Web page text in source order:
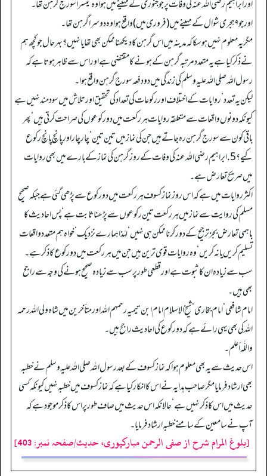
اور ابراہیم رضی اللہ عنہ کی وفات پر جو جنوری کے مہینے میں ہوا وہ تیسرا سورج گرہن تھا۔
اور جو ۹ ہجری شوال کے مہینے میں (فروری میں) واقع ہوا وہ دوسرا گرہن تھا۔
مگر یہ معلوم نہیں ہو سکا کہ مدینہ میں اس گرہن کا دیکھنا ممکن بھی تھا یا نہیں؟ بہرحال جو کچھ ہم
نے ذکر کیا ہے یہ متعدد مرتبہ گرہن کے ہونے کا مقتضی ہے اور اس سے ظاہر ہوتا ہے کہ
رسول اللہ صلی اللہ علیہ وسلم کی زندگی میں دو دفعہ سورج گرہن واقع ہوا۔
لیکن یہ تعدد ‘روایات کے اختلاف اور رکوعات کی تعداد کی تحقیق اور تلاش میں سود مند نہیں ہے
کیونکہ دونوں واقعات سے متعلقہ روایات ہر رکعت میں دو رکوعوں کی صراحت کرتی ہیں‘ پھر
باقی کون سے سورج گرہن رہ جاتے ہیں جن کی نماز میں تین تین‘ چار چار اور پانچ پانچ رکوع
کیے؟ 5. ابراہیم رضی اللہ عنہ کی وفات کے روز گرہن کی نماز کے بارے میں بھی روایات
میں صریح تعارض ہے۔
اکثر روایات میں ہے کہ اس روز نماز کسوف ہر رکعت میں دو رکوع سے پڑھی گئی ہے جبکہ صحیح
مسلم کی روایت سے نماز میں ہر رکعت تین رکوعوں سے پڑھنا ثابت ہے‘ پس احادیث کا
باہمی تعارض بجز ترجیح کے دور کرنا ممکن ہی نہیں‘ لہٰذا ہمارے نزدیک‘ خواہ ہم متعدد واقعات
تسلیم کریں یا نہ کریں‘ وہ روایات قوی ترین ہیں جن میں ہر رکعت میں دو رکوع کا ذکر ہے۔
سب سے زیادہ ان کا ثبوت ہے اور قطعی طور پر سب سے زیادہ صحیح ہونے کی وجہ سے راجح
بھی ہیں۔
امام شافعی ‘ امام بخاری ‘ شیخ الاسلام امام ابن تیمیہ رحمہم اللہ اور متأخرین میں شاہ ولی اللہ رحمہ
اللہ کی بھی یہی رائے ہے کہ دو رکوع کی احادیث راجح ہیں۔
واللّٰہ أعلم۔
اس حدیث سے یہ بھی معلوم ہوا کہ نماز کسوف کے بعد رسول اللہ صلی اللہ علیہ وسلم نے خطبہ
بھی ارشاد فرمایا مگر صاحب ہدایہ نے اس کا انکار کیا ہے کہ نماز کسوف میں خطبہ نہیں کیونکہ کسی
حدیث میں اس کا ذکر نہیں ہے‘ حالانکہ اس حدیث میں صاف طور پر اس کا ذکر موجود ہے کہ
آپ نے سامعین کے سامنے خطبہ ارشاد فرمایا۔
[بلوغ المرام شرح از صفی الرحمن مبارکپوری، حدیث/صفحہ نمبر: 403]